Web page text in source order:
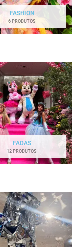
FASHION
6 PRODUTOS
FADAS
12 PRODUTOS